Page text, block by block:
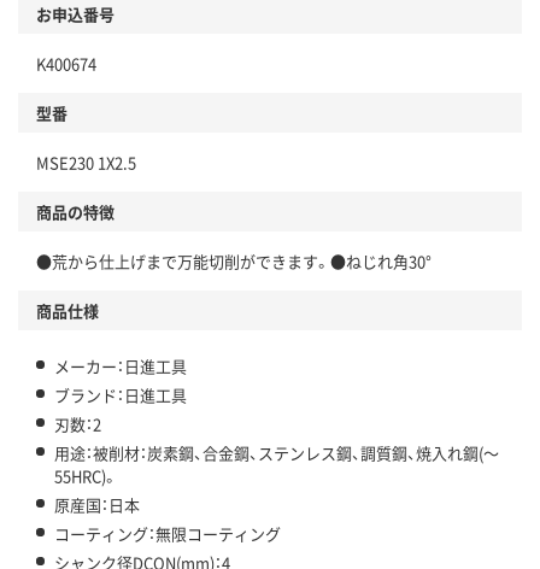
お申込番号
K400674
型番
MSE230 1X2.5
商品の特徴
●荒から仕上げまで万能切削ができます。●ねじれ角30°
商品仕様
メーカー：日進工具
ブランド：日進工具
刃数：2
用途：被削材：炭素鋼、合金鋼、ステンレス鋼、調質鋼、焼入れ鋼(～
55HRC)。
原産国：日本
コーティング：無限コーティング
シャンク径DCON(mm)：4